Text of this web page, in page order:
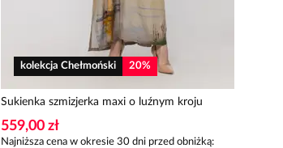
kolekcja Chełmoński 20%
Sukienka szmizjerka maxi o luźnym kroju
559,00 zł
Najniższa cena w okresie 30 dni przed obniżką: